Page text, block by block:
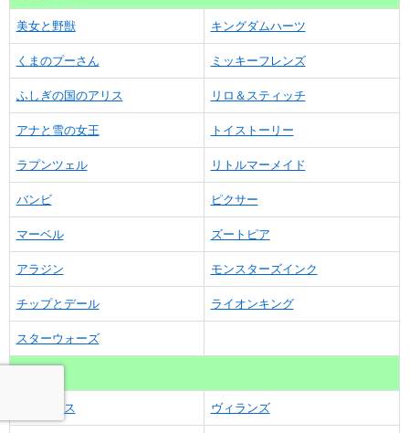
美女と野獣 キングダムハーツ
くまのプーさん ミッキーフレンズ
ふしぎの国のアリス リロ＆スティッチ
アナと雪の女王 トイストーリー
ラプンツェル リトルマーメイド
バンビ ピクサー
マーベル ズートピア
アラジン モンスターズインク
チップとデール ライオンキング
スターウォーズ
プリンセス ヴィランズ